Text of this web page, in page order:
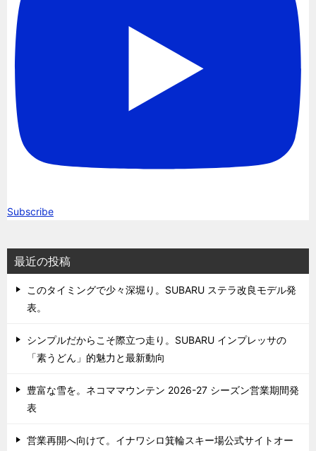
Subscribe
最近の投稿
このタイミングで少々深堀り。SUBARU ステラ改良モデル発
表。
シンプルだからこそ際立つ走り。SUBARU インプレッサの
「素うどん」的魅力と最新動向
豊富な雪を。ネコママウンテン 2026-27 シーズン営業期間発
表
営業再開へ向けて。イナワシロ箕輪スキー場公式サイトオー